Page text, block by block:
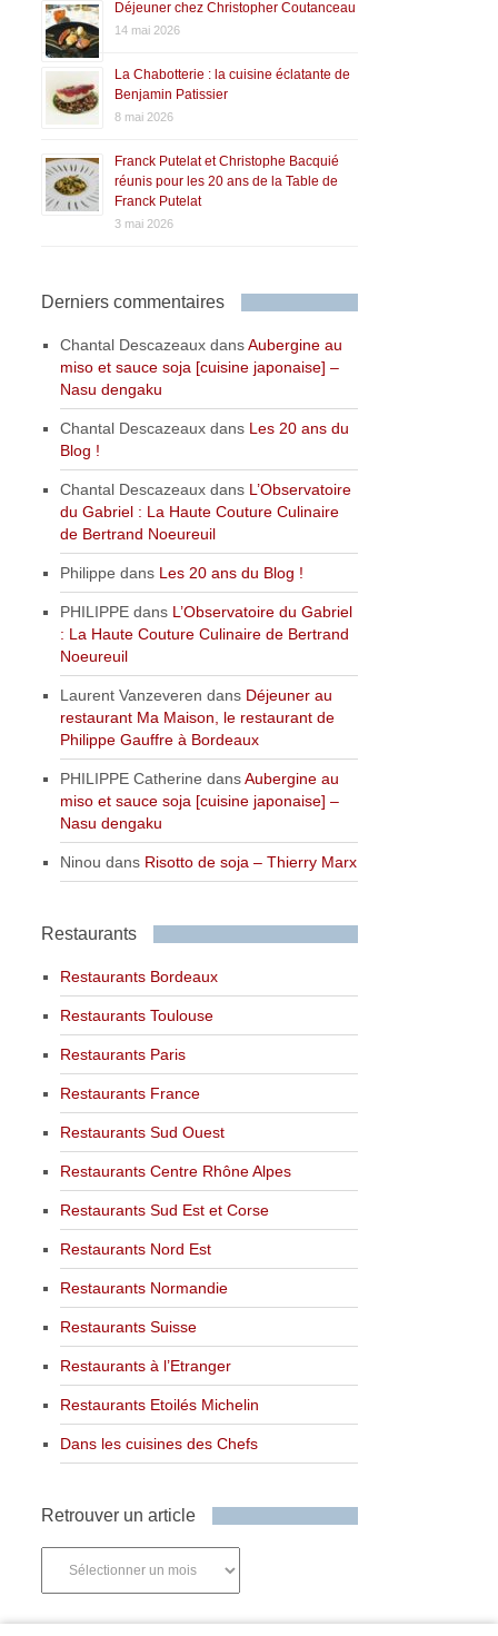
Déjeuner chez Christopher Coutanceau
14 mai 2026
La Chabotterie : la cuisine éclatante de
Benjamin Patissier
8 mai 2026
Franck Putelat et Christophe Bacquié
réunis pour les 20 ans de la Table de
Franck Putelat
3 mai 2026
Derniers commentaires
Chantal Descazeaux dansAubergine au
miso et sauce soja [cuisine japonaise] –
Nasu dengaku
Chantal Descazeaux dans Les 20 ans du
Blog !
Chantal Descazeaux dans L’Observatoire
du Gabriel : La Haute Couture Culinaire
de Bertrand Noeureuil
Philippe dans Les 20 ans du Blog !
PHILIPPE dans L’Observatoire du Gabriel
: La Haute Couture Culinaire de Bertrand
Noeureuil
Laurent Vanzeveren dans Déjeuner au
restaurant Ma Maison, le restaurant de
Philippe Gauffre à Bordeaux
PHILIPPE Catherine dansAubergine au
miso et sauce soja [cuisine japonaise] –
Nasu dengaku
Ninou dans Risotto de soja – Thierry Marx
Restaurants
Restaurants Bordeaux
Restaurants Toulouse
Restaurants Paris
Restaurants France
Restaurants Sud Ouest
Restaurants Centre Rhône Alpes
Restaurants Sud Est et Corse
Restaurants Nord Est
Restaurants Normandie
Restaurants Suisse
Restaurants à l’Etranger
Restaurants Etoilés Michelin
Dans les cuisines des Chefs
Retrouver un article